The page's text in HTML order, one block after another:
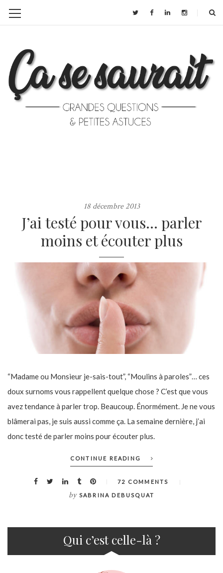
18 décembre 2013
J’ai testé pour vous… parler
moins et écouter plus
“Madame ou Monsieur je-sais-tout”, “Moulins à paroles”… ces
doux surnoms vous rappellent quelque chose ? C’est que vous
avez tendance à parler trop. Beaucoup. Énormément. Je ne vous
blâmerai pas, je suis aussi comme ça. La semaine dernière, j’ai
donc testé de parler moins pour écouter plus.
CONTINUE READING
72 COMMENTS
by SABRINA DEBUSQUAT
Qui c’est celle-là ?